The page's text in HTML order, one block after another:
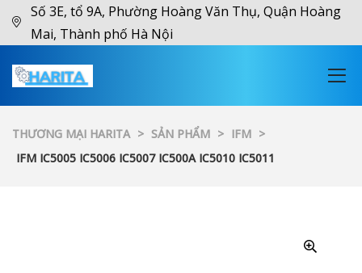
Số 3E, tổ 9A, Phường Hoàng Văn Thụ, Quận Hoàng
Mai, Thành phố Hà Nội
THƯƠNG MẠI HARITA > SẢN PHẨM > IFM >
IFM IC5005 IC5006 IC5007 IC500A IC5010 IC5011